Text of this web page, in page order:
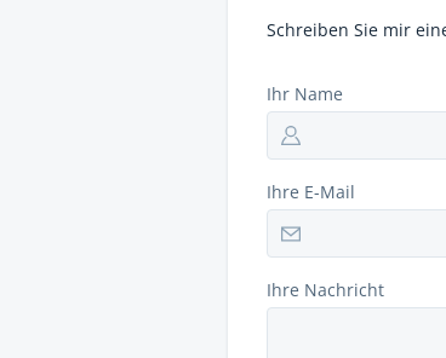
Schreiben Sie mir
Ihr Name
Ihre E-Mail
Ihre Nachricht